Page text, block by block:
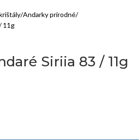
Andarky prírodné
11g
Siriia 83 / 11g